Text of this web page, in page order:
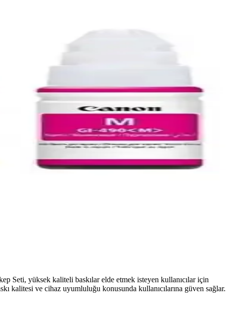
Seti, yüksek kaliteli baskılar elde etmek isteyen kullanıcılar için
kalitesi ve cihaz uyumluluğu konusunda kullanıcılarına güven sağlar.